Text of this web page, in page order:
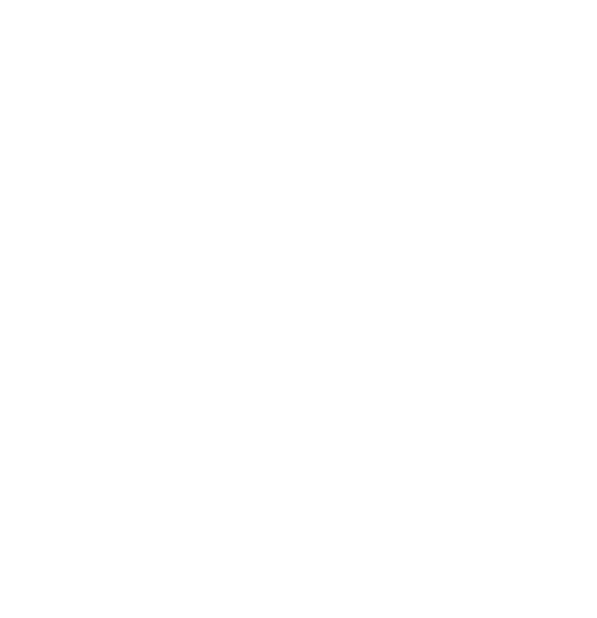
naar de carrouselnavigatie gaan met de overslaan links.